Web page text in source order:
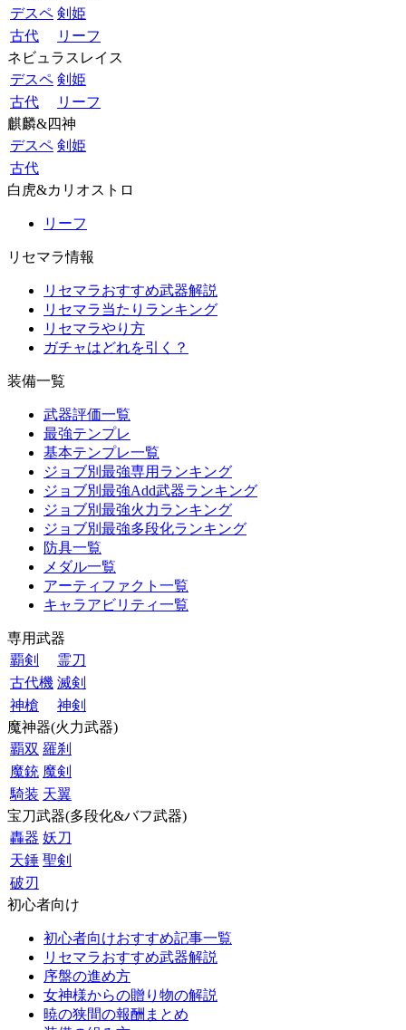
デスペ 剣姫
古代
リーフ
ネビュラスレイス
デスペ 剣姫
古代
リーフ
麒麟&四神
デスペ 剣姫
古代
白虎&カリオストロ
リーフ
リセマラ情報
リセマラおすすめ武器解説
リセマラ当たりランキング
リセマラやり方
ガチャはどれを引く？
装備一覧
武器評価一覧
最強テンプレ
基本テンプレ一覧
ジョブ別最強専用ランキング
ジョブ別最強Add武器ランキング
ジョブ別最強火力ランキング
ジョブ別最強多段化ランキング
防具一覧
メダル一覧
アーティファクト一覧
キャラアビリティ一覧
専用武器
覇剣
霊刀
古代機 滅剣
神槍
神剣
魔神器(火力武器)
覇双 羅刹
魔銃 魔剣
騎装 天翼
宝刀武器(多段化&バフ武器)
轟器 妖刀
天錘 聖剣
破刃
初心者向け
初心者向けおすすめ記事一覧
リセマラおすすめ武器解説
序盤の進め方
女神様からの贈り物の解説
暁の狭間の報酬まとめ